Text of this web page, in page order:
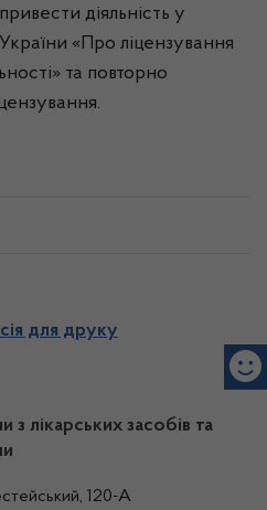
діяльність у
«Про ліцензування
та повторно
для друку
лікарських засобів та
120-А